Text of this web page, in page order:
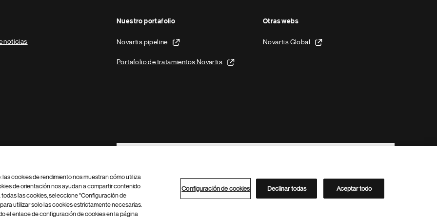
noticias
Nuestro portafolio
Novartis pipeline
Portafolio de tratamientos Novartis
Otras webs
Novartis Global
Footer Site Search
Configuración de cookies Mapa del sitio
Directorio de Novartis
cookies de rendimiento nos muestran cómo utiliza
de orientación nos ayudan a compartir contenido
las cookies, seleccione "Configuración de
utilizar solo las cookies estrictamente necesarias.
el enlace de configuración de cookies en la página
Configuración de cookies Declinar todas Aceptar todo